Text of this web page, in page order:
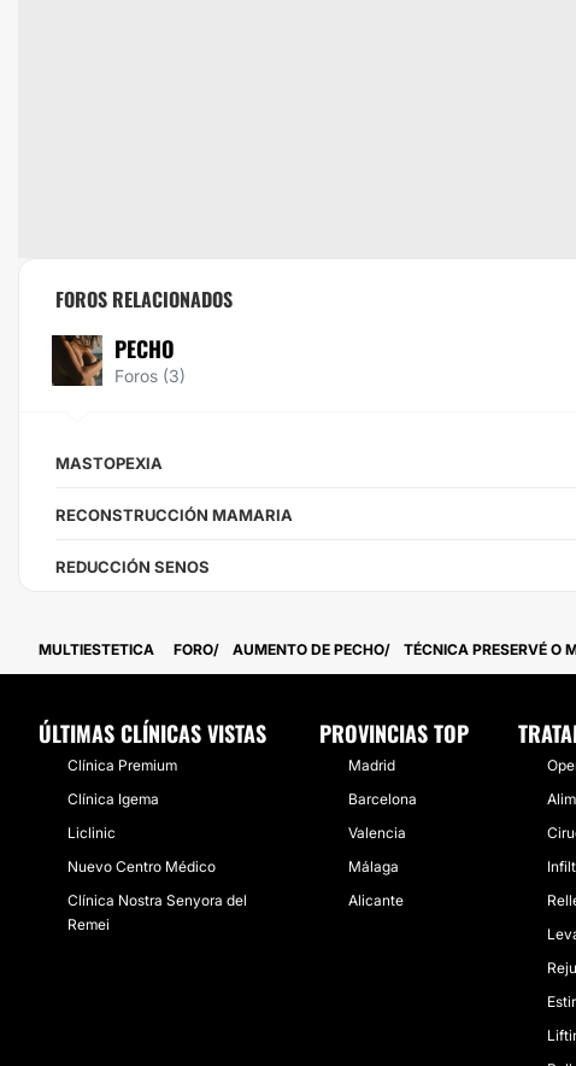
FOROS RELACIONADOS
PECHO
Foros (3)
MASTOPEXIA
RECONSTRUCCIÓN MAMARIA
REDUCCIÓN SENOS
MULTIESTETICA FORO AUMENTO DE PECHO TÉCNICA PRESERVÉ O
ÚLTIMAS CLÍNICAS VISTAS
Clínica Premium
Clínica Igema
Liclinic
Nuevo Centro Médico
Clínica Nostra Senyora del
Remei
PROVINCIAS TOP
Madrid
Barcelona
Valencia
Málaga
Alicante